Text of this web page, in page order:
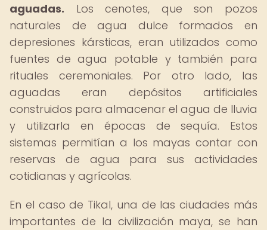
aguadas. Los cenotes, que son pozos
naturales de agua dulce formados en
depresiones kársticas, eran utilizados como
fuentes de agua potable y también para
rituales ceremoniales. Por otro lado, las
aguadas eran depósitos artificiales
construidos para almacenar el agua de lluvia
y utilizarla en épocas de sequía. Estos
sistemas permitían a los mayas contar con
reservas de agua para sus actividades
cotidianas y agrícolas.
En el caso de Tikal, una de las ciudades más
importantes de la civilización maya, se han